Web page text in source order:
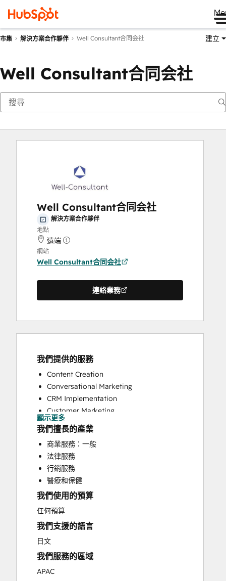
市集 解決方案合作夥伴 Well Consultant合同会社 建立
Well Consultant合同会社
Well Consultant合同会社
解決方案合作夥伴
地點
遠端
網站
Well Consultant合同会社
連絡業務
我們提供的服務
Content Creation
Conversational Marketing
CRM Implementation
Customer Marketing
Customer Survey and Analysis
Email Marketing
Full Inbound Marketing Services
Paid Advertising
Programmable Automation
顯示更多
我們擅長的產業
商業服務：一般
法律服務
行銷服務
醫療和保健
我們使用的預算
任何預算
我們支援的語言
日文
我們服務的區域
APAC